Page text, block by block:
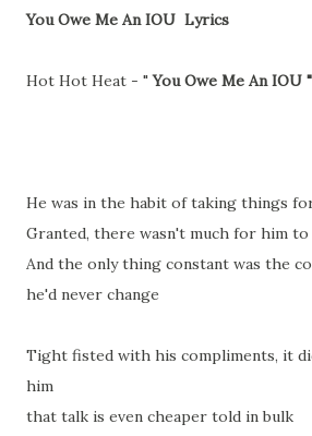
You Owe Me An IOU Lyrics
Hot Hot Heat - "You Owe Me An IOU "
He was in the habit of taking things
Granted, there wasn't much for him to
And the only thing constant was the
he'd never change
Tight fisted with his compliments, it
him
that talk is even cheaper told in bulk